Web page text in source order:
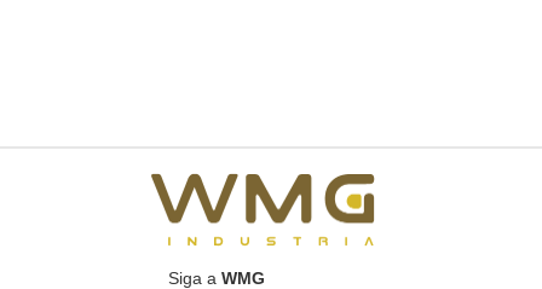
Siga a WMG